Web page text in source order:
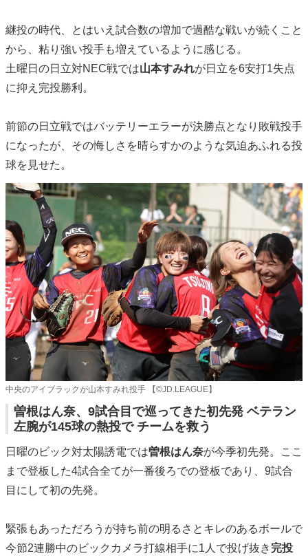
継投の時代、とはいえ試合数の増加で過酷な戦いが続くこと
から、粘り強い投手も増えているように感じる。
土曜日の日立対NEC戦では山本すみれが日立を6安打1失点
に抑え完投勝利。
前節の日立戦ではバッテリーエラーが決勝点となり敗戦投手
になったが、その悔しさを晴らすかのような気迫あふれる投
球を見せた。
中央のアイブラックが山本すみれ投手 【©️JD.LEAGUE】
曽根はん奈、9試合目で巡ってきた初先発 ベテラン
左腕が145球の熱投で チームを救う
日曜のビック対太陽誘電では曽根はん奈が今季初先発。ここ
まで登板した4試合全てが一番後ろでの登板であり、9試合
目にして初の先発。
緊張もあっただろうが持ち前の明るさとキレのあるボールで
今節2連勝中のビックカメラ打線相手に1人で投げ抜き 完投